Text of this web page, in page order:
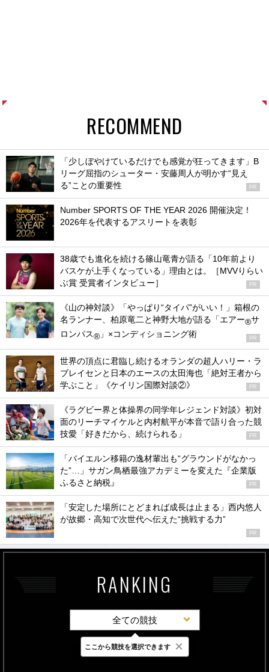
RECOMMEND
「少しぼやけているだけでも感覚が狂ってきます」B
リーグ屈指のシューター・安藤周人が明かす“見え
る”ことの重要性
PR
Number SPORTS OF THE YEAR 2026 開催決定！
2026年を代表するアスリートを表彰
38歳でも進化を続ける篠山竜青が語る「10年前より
バスケが上手くなっている」理由とは。［MVVりらい
ぶ賞 受賞者インタビュー］
PR
《山の神対談》「やっぱり“タイパ”がいい！」箱根の
名ランナー、柏原竜二と神野大地が語る「エアー®サ
ロンパス® 」×コンディショニング術 PR
世界の頂点に君臨し続けるオランダの超人ハリー・ラ
ブレイセンと日本のエースの太田海也「絶対王者から
学ぶこと」《ケイリン国際対談②》
PR
《ラグビー界と体操界の同学年レジェンド対談》初対
面のリーチマイケルと内村航平が本音で語り合った競
技愛「好きだから、続けられる」
PR
「バイエルン移籍の逸材輩出も“グラウンドがなかっ
た”…」サガン鳥栖最強アカデミーを変えた『企業版
ふるさと納税』
PR
「安定した場所にとどまれば成長は止まる」西内悠人
が故郷・高知で次世代へ伝えた“挑戦する力”
PR
RANKING
全ての競技
最新 24時間 週間
ここから競技を選択できます ×